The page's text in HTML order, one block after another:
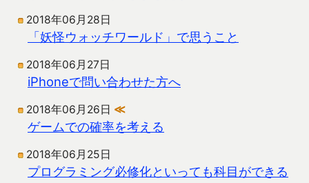
2018年06月28日
「妖怪ウォッチワールド」で思うこと
2018年06月27日
iPhoneで問い合わせた方へ
2018年06月26日 ≪
ゲームでの確率を考える
2018年06月25日
プログラミング必修化といっても科目ができる